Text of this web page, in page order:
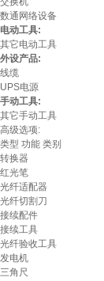
数通网络设备
电动工具:
其它电动工具
外设产品:
线缆
UPS电源
手动工具:
其它手动工具
高级选项:
类型 功能 类别
转换器
红光笔
光纤适配器
光纤切割刀
接续配件
接续工具
光纤验收工具
发电机
三角尺